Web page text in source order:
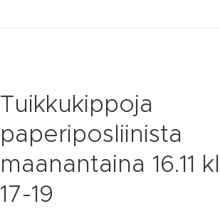
Tuikkukippoja
paperiposliinista
maanantaina 16.11
17-19